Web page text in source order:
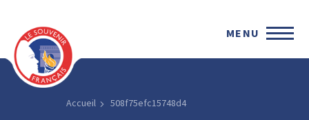
MENU
Accueil 508f75efc15748d4